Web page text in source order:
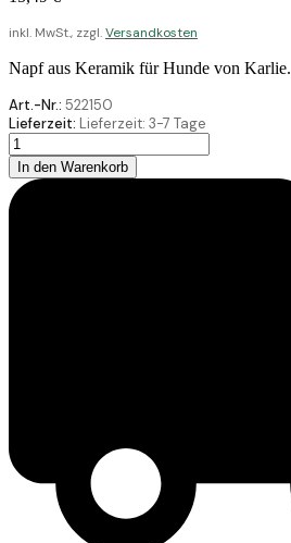
inkl. MwSt., zzgl.Versandkosten
Napf aus Keramik für Hunde von Karlie.
Art.-Nr.: 522150
Lieferzeit: Lieferzeit: 3-7 Tage
Karlie
Keramik
Hundenapf
Grau
In den Warenkorb